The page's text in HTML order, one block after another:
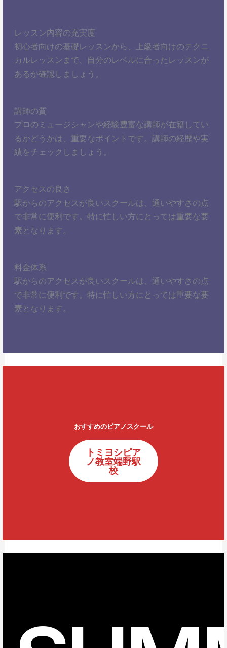
レッスン内容の充実度
初心者向けの基礎レッスンから、上級者向けのテクニ
カルレッスンまで、自分のレベルに合ったレッスンが
あるか確認しましょう。
講師の質
プロのミュージシャンや経験豊富な講師が在籍してい
るかどうかは、重要なポイントです。講師の経歴や実
績をチェックしましょう。
アクセスの良さ
駅からのアクセスが良いスクールは、通いやすさの点
で非常に便利です。特に忙しい方にとっては重要な要
素となります。
料金体系
駅からのアクセスが良いスクールは、通いやすさの点
で非常に便利です。特に忙しい方にとっては重要な要
素となります。
おすすめのピアノスクール
トミヨシピア
ノ教室端野駅
校